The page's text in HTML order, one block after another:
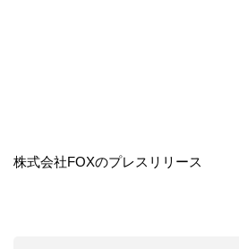
株式会社FOXのプレスリリース